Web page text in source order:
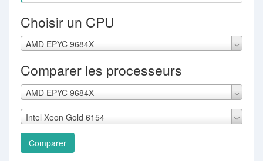
Choisir un CPU
AMD EPYC 9684X
Comparer les processeurs
AMD EPYC 9684X
Intel Xeon Gold 6154
Comparer